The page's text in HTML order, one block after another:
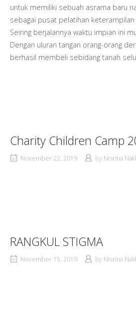
untuk memiliki sebuah asrama baru
sebagai pusat pelatihan keterampilan
Seiring berjalannya waktu impian ini
Dengan uluran tangan orang-orang
berhasil membeli sebidang tanah
Charity Children Camp
November 22, 2019 by Nisrina
RANGKUL STIGMA
November 15, 2019 by Nisrina